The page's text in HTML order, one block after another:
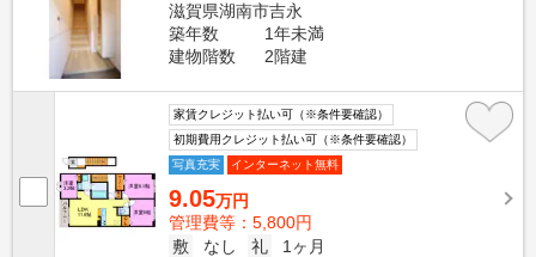
滋賀県湖南市吉永
築年数
1年未満
建物階数
2階建
家賃クレジット払い可（※条件要確認）
初期費用クレジット払い可（※条件要確認）
写真充実
インターネット無料
9.05万円
管理費等：5,800円
敷
なし 礼
1ヶ月